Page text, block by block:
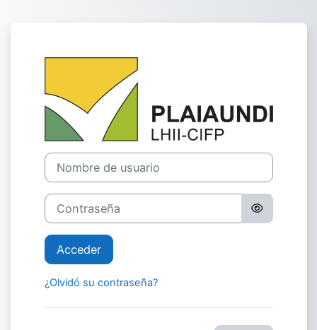
Nombre de usuario
Contraseña
Acceder
¿Olvidó su contraseña?